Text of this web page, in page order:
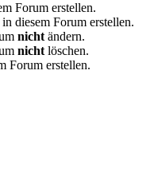
Forum erstellen.
diesem Forum erstellen.
nichtändern.
nichtlöschen.
Forum erstellen.